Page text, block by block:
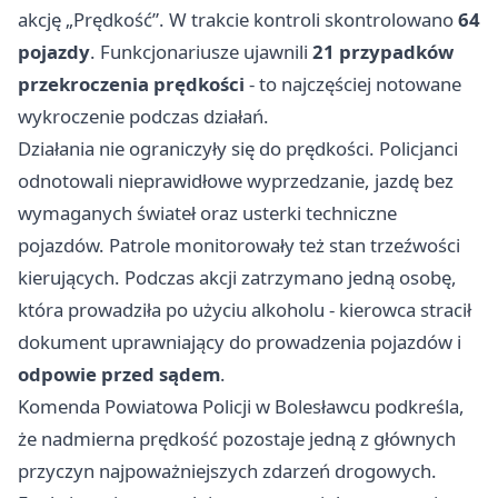
akcję „Prędkość”. W trakcie kontroli skontrolowano64
pojazdy. Funkcjonariusze ujawnili 21 przypadków
przekroczenia prędkości - to najczęściej notowane
wykroczenie podczas działań.
Działania nie ograniczyły się do prędkości. Policjanci
odnotowali nieprawidłowe wyprzedzanie, jazdę bez
wymaganych świateł oraz usterki techniczne
pojazdów. Patrole monitorowały też stan trzeźwości
kierujących. Podczas akcji zatrzymano jedną osobę,
która prowadziła po użyciu alkoholu - kierowca stracił
dokument uprawniający do prowadzenia pojazdów i
odpowie przed sądem.
Komenda Powiatowa Policji w Bolesławcu podkreśla,
że nadmierna prędkość pozostaje jedną z głównych
przyczyn najpoważniejszych zdarzeń drogowych.